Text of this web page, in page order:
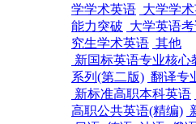
学学术英语 大学学
能力突破 大学英语
究生学术英语 其他
新国标英语专业核心
系列(第二版) 翻译专
新标准高职本科英语
高职公共英语(精编)